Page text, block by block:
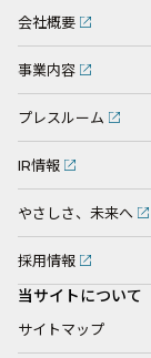
会社概要
事業内容
プレスルーム
IR情報
やさしさ、未来へ
採用情報
当サイトについて
サイトマップ